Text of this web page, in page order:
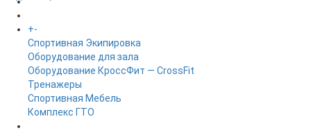
+-
Спортивная Экипировка
Оборудование для зала
Оборудование КроссФит — CrossFit
Тренажеры
Спортивная Мебель
Комплекс ГТО